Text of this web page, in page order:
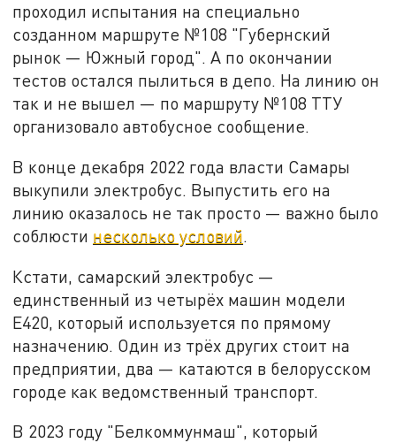
проходил испытания на специально
созданном маршруте №108 "Губернский
рынок — Южный город". А по окончании
тестов остался пылиться в депо. На линию он
так и не вышел — по маршруту №108 ТТУ
организовало автобусное сообщение.
В конце декабря 2022 года власти Самары
выкупили электробус. Выпустить его на
линию оказалось не так просто — важно было
соблюсти несколько условий.
Кстати, самарский электробус —
единственный из четырёх машин модели
Е420, который используется по прямому
назначению. Один из трёх других стоит на
предприятии, два — катаются в белорусском
городе как ведомственный транспорт.
В 2023 году "Белкоммунмаш", который